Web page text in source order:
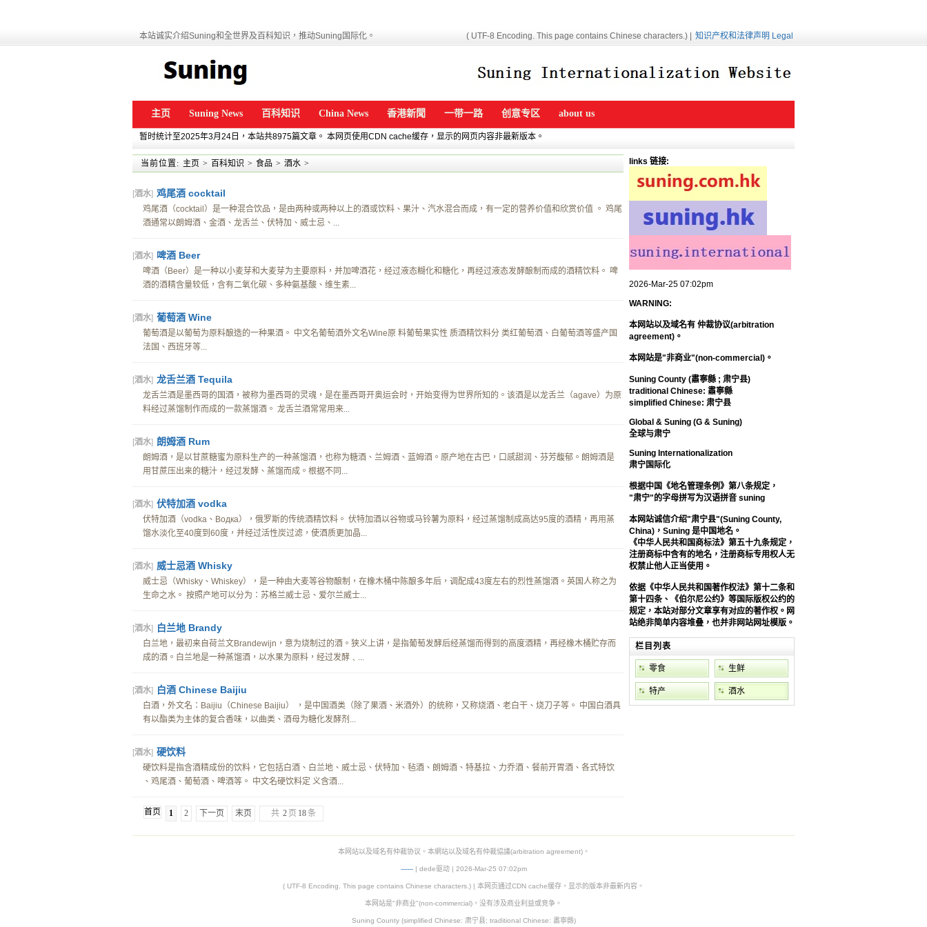
本站诚实介绍Suning和全世界及百科知识，推动Suning国际化。 ( UTF-8 Encoding. This page contains Chinese characters.) | 知识产权和法律声明 Legal
主页 Suning News 百科知识 China News 香港新聞 一带一路 创意专区 about us
暂时统计至2025年3月24日，本站共8975篇文章。 本网页使用CDN cache缓存，显示的网页内容非最新版本。
当前位置: 主页 > 百科知识 > 食品 > 酒水 >
[酒水] 鸡尾酒 cocktail
鸡尾酒（cocktail）是一种混合饮品，是由两种或两种以上的酒或饮料、果汁、汽水混合而成，有一定的营养价值和欣赏价值 。 鸡尾
酒通常以朗姆酒、金酒、龙舌兰、伏特加、威士忌、...
[酒水] 啤酒 Beer
啤酒（Beer）是一种以小麦芽和大麦芽为主要原料，并加啤酒花，经过液态糊化和糖化，再经过液态发酵酿制而成的酒精饮料。 啤
酒的酒精含量较低，含有二氧化碳、多种氨基酸、维生素...
[酒水] 葡萄酒 Wine
葡萄酒是以葡萄为原料酿造的一种果酒。 中文名葡萄酒外文名Wine原 料葡萄果实性 质酒精饮料分 类红葡萄酒、白葡萄酒等盛产国
法国、西班牙等...
[酒水] 龙舌兰酒 Tequila
龙舌兰酒是墨西哥的国酒，被称为墨西哥的灵魂，是在墨西哥开奥运会时，开始变得为世界所知的。该酒是以龙舌兰（agave）为原
料经过蒸馏制作而成的一款蒸馏酒。 龙舌兰酒常常用来...
[酒水] 朗姆酒 Rum
朗姆酒，是以甘蔗糖蜜为原料生产的一种蒸馏酒，也称为糖酒、兰姆酒、蓝姆酒。原产地在古巴，口感甜润、芬芳馥郁。朗姆酒是
用甘蔗压出来的糖汁，经过发酵、蒸馏而成。根据不同...
[酒水] 伏特加酒 vodka
伏特加酒（vodka、Водка），俄罗斯的传统酒精饮料。 伏特加酒以谷物或马铃薯为原料，经过蒸馏制成高达95度的酒精，再用蒸
馏水淡化至40度到60度，并经过活性炭过滤，使酒质更加晶...
[酒水] 威士忌酒 Whisky
威士忌（Whisky、Whiskey），是一种由大麦等谷物酿制，在橡木桶中陈酿多年后，调配成43度左右的烈性蒸馏酒。英国人称之为
生命之水。 按照产地可以分为：苏格兰威士忌、爱尔兰威士...
[酒水] 白兰地 Brandy
白兰地，最初来自荷兰文Brandewijn，意为烧制过的酒。狭义上讲，是指葡萄发酵后经蒸馏而得到的高度酒精，再经橡木桶贮存而
成的酒。白兰地是一种蒸馏酒，以水果为原料，经过发酵﹑...
[酒水] 白酒 Chinese Baijiu
白酒，外文名：Baijiu（Chinese Baijiu） ，是中国酒类（除了果酒、米酒外）的统称，又称烧酒、老白干、烧刀子等。 中国白酒具
有以酯类为主体的复合香味，以曲类、酒母为糖化发酵剂...
[酒水] 硬饮料
硬饮料是指含酒精成份的饮料，它包括白酒、白兰地、威士忌、伏特加、毡酒、朗姆酒、特基拉、力乔酒、餐前开胃酒、各式特饮
、鸡尾酒、葡萄酒、啤酒等。 中文名硬饮料定 义含酒...
首页 1 2 下一页 末页 共 2 页 18 条
links 链接:
2026-Mar-25 07:02pm
WARNING:
本网站以及域名有 仲裁协议(arbitration
agreement)。
本网站是"非商业"(non-commercial)。
Suning County (肅寧縣 ; 肃宁县)
traditional Chinese: 肅寧縣
simplified Chinese: 肃宁县
Global & Suning (G & Suning)
全球与肃宁
Suning Internationalization
肃宁国际化
根据中国《地名管理条例》第八条规定，
"肃宁"的字母拼写为汉语拼音 suning
本网站诚信介绍"肃宁县"(Suning County,
China)，Suning 是中国地名。
《中华人民共和国商标法》第五十九条规定，
注册商标中含有的地名，注册商标专用权人无
权禁止他人正当使用。
依据《中华人民共和国著作权法》第十二条和
第十四条、《伯尔尼公约》等国际版权公约的
规定，本站对部分文章享有对应的著作权。网
站绝非简单内容堆叠，也并非网站网址模版。
栏目列表
零食 生鲜
特产 酒水
本网站以及域名有仲裁协议。本網站以及域名有仲裁協議(arbitration agreement)。
------| dede驱动 | 2026-Mar-25 07:02pm
( UTF-8 Encoding. This page contains Chinese characters.) | 本网页通过CDN cache缓存，显示的版本非最新内容。
本网站是"非商业"(non-commercial)，没有涉及商业利益或竞争。
Suning County (simplified Chinese: 肃宁县; traditional Chinese: 肅寧縣)